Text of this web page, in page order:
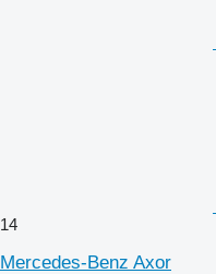
14
Mercedes-Benz Axor